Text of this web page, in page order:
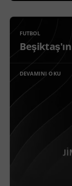
FUTBOL
DEVAMINI OKU